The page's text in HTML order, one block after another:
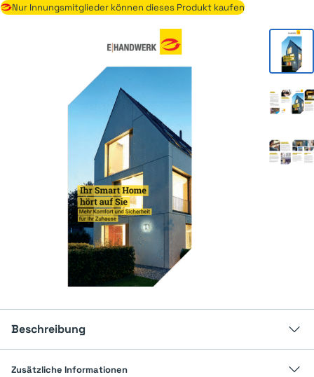
Nur Innungsmitglieder können dieses Produkt kaufen
Beschreibung
Zusätzliche Informationen